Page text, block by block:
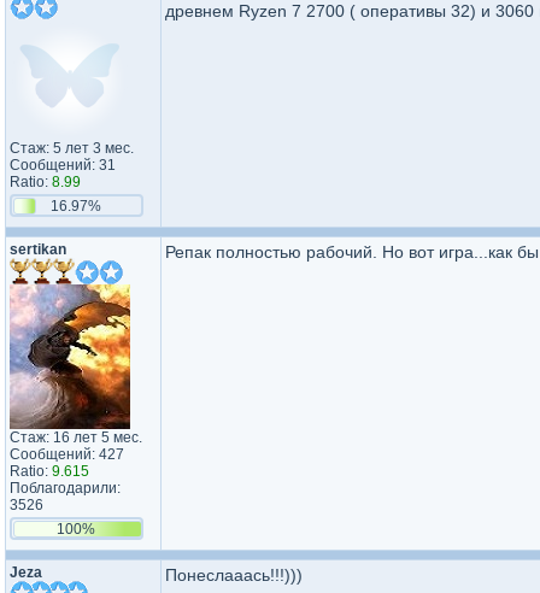
Стаж: 5 лет 3 мес.
Сообщений: 31
Ratio: 8.99
16.97%
древнем Ryzen 7 2700 ( оперативы 32) и 3060
sertikan
Стаж: 16 лет 5 мес.
Сообщений: 427
Ratio: 9.615
Поблагодарили:
3526
100%
Репак полностью рабочий. Но вот игра...как
Jeza Понеслааась!!!)))